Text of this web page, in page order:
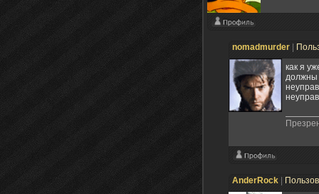
nomadmurder |
как я
должны
AnderRock |